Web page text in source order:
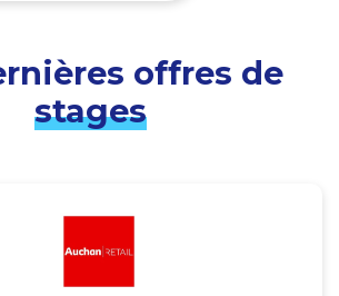
offres de
stages